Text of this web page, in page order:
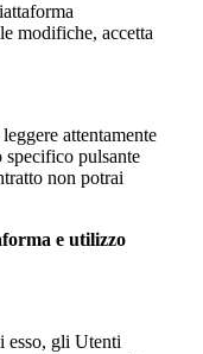
modifiche, accetta
attentamente
specifico pulsante
non potrai
e utilizzo
esso, gli Utenti